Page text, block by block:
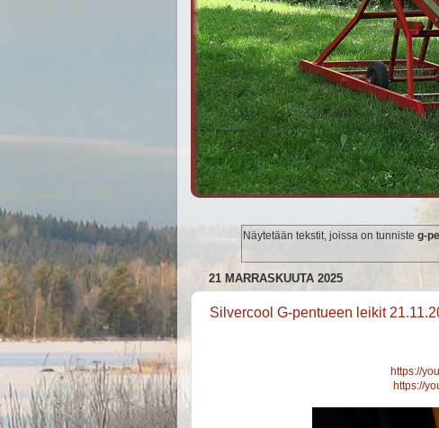
Näytetään tekstit, joissa on tunnisteg-
21 MARRASKUUTA 2025
Silvercool G-pentueen leikit
https://
https://